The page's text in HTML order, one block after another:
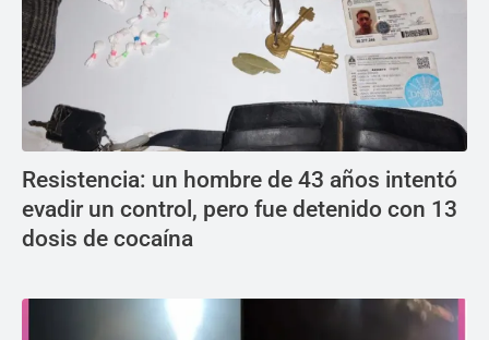
Resistencia: un hombre de 43 años intentó
evadir un control, pero fue detenido con 13
dosis de cocaína